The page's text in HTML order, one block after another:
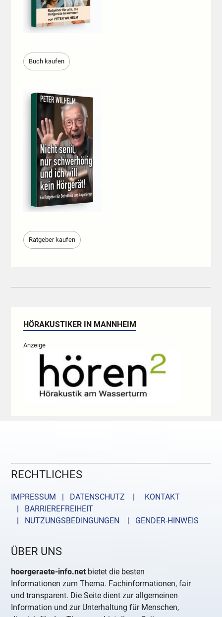
Buch kaufen
Ratgeber kaufen
HÖRAKUSTIKER IN MANNHEIM
Anzeige
RECHTLICHES
IMPRESSUM | DATENSCHUTZ |
KONTAKT
| BARRIEREFREIHEIT
| NUTZUNGSBEDINGUNGEN
| GENDER-HINWEIS
ÜBER UNS
hoergeraete-info.net bietet die besten
Informationen zum Thema. Fachinformationen, fair
und transparent. Die Seite dient zur allgemeinen
Information und zur Unterhaltung für Menschen,